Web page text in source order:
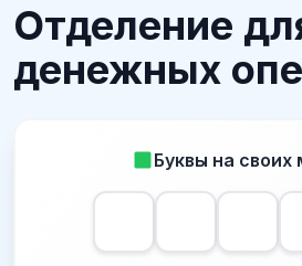
Отделение
денежных
Буквы на своих